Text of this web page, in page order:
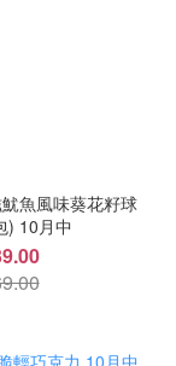
魚風味葵花籽球
) 10月中